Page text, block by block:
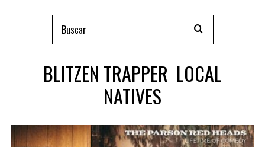
BLITZEN TRAPPER LOCAL
NATIVES